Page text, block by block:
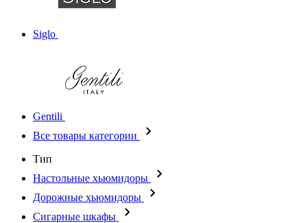
Siglo
Gentili
Все товары категории
Тип
Настольные хьюмидоры
Дорожные хьюмидоры
Сигарные шкафы